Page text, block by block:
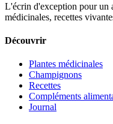
L'écrin d'exception pour un
médicinales, recettes
Découvrir
Plantes médicinales
Champignons
Recettes
Compléments
Journal